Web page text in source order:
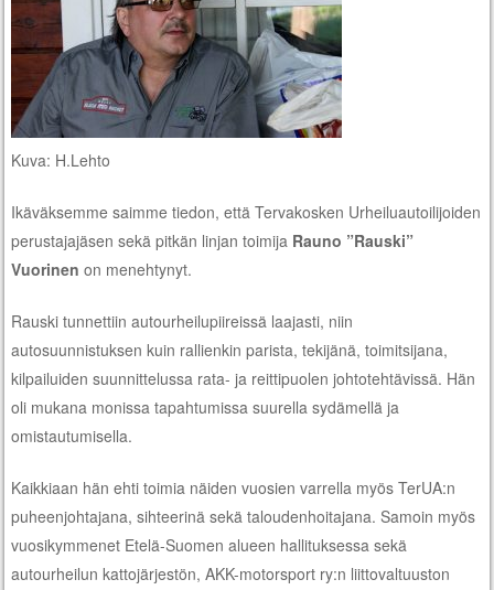
Kuva: H.Lehto
Ikäväksemme saimme tiedon, että Tervakosken Urheiluautoilijoiden
perustajajäsen sekä pitkän linjan toimija Rauno ”Rauski”
Vuorinen on menehtynyt.
Rauski tunnettiin autourheilupiireissä laajasti, niin
autosuunnistuksen kuin rallienkin parista, tekijänä, toimitsijana,
kilpailuiden suunnittelussa rata- ja reittipuolen johtotehtävissä. Hän
oli mukana monissa tapahtumissa suurella sydämellä ja
omistautumisella.
Kaikkiaan hän ehti toimia näiden vuosien varrella myös TerUA:n
puheenjohtajana, sihteerinä sekä taloudenhoitajana. Samoin myös
vuosikymmenet Etelä-Suomen alueen hallituksessa sekä
autourheilun kattojärjestön, AKK-motorsport ry:n liittovaltuuston